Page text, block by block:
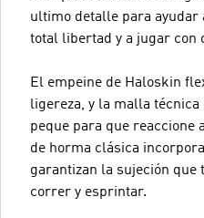
ultimo detalle para ayudar
total libertad y a jugar con
El empeine de Haloskin
ligereza, y la malla
peque para que reaccione
de horma clásica
garantizan la sujeción que
correr y esprintar.